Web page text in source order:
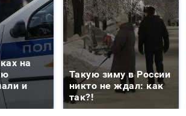
на
и
Такую зиму в России
никто не ждал: как
так?!